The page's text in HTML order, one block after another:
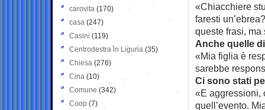
«Chiacchiere
faresti
queste frasi,
Anche quelle
«Mia figlia è
sarebbe
Ci sono stati
«E aggressioni,
quell’evento.
carovita (170)
casa (247)
Casini (119)
Centrodestra in Liguria (35)
Chiesa (276)
Cina (10)
Comune (342)
Coop (7)